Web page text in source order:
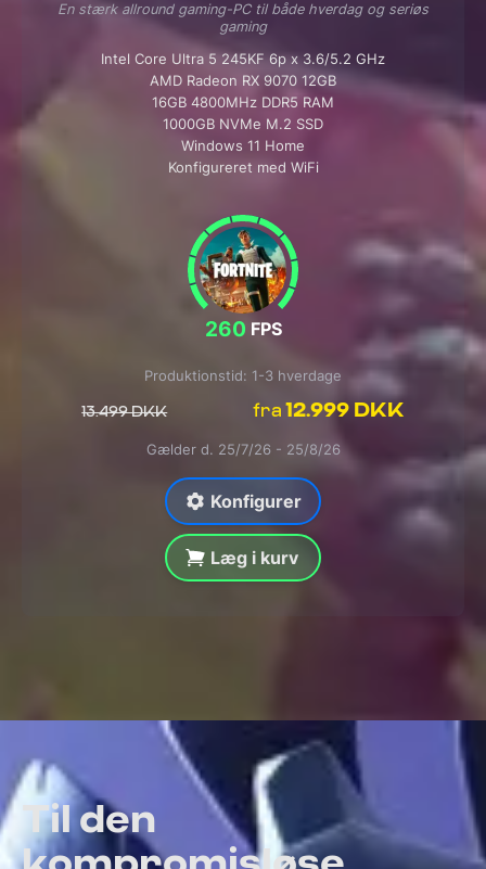
En stærk allround gaming-PC til både hverdag og seriøs
gaming
Intel Core Ultra 5 245KF 6p x 3.6/5.2 GHz
AMD Radeon RX 9070 12GB
16GB 4800MHz DDR5 RAM
1000GB NVMe M.2 SSD
Windows 11 Home
Konfigureret med WiFi
260 FPS
13.499 DKK fra 12.999 DKK
Produktionstid: 1-3 hverdage
Gælder d. 25/7/26 - 25/8/26
Konfigurer
Læg i kurv
Til den